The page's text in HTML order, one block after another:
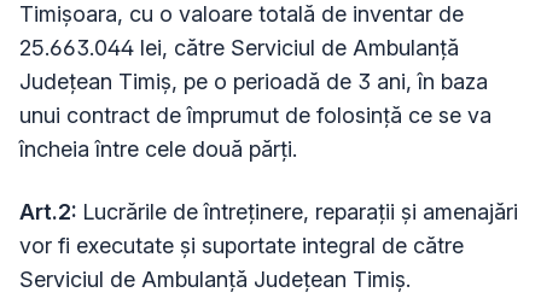
Timişoara, cu o valoare totală de inventar de
25.663.044 lei, către Serviciul de Ambulanţă
Judeţean Timiş, pe o perioadă de 3 ani, în baza
unui contract de împrumut de folosință ce se va
încheia între cele două părţi.
Art.2: Lucrările de întreţinere, reparaţii şi amenajări
vor fi executate şi suportate integral de către
Serviciul de Ambulanţă Judeţean Timiş.